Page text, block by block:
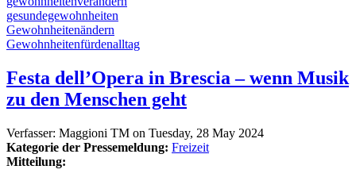
gesundegewohnheiten
Gewohnheitenändern
Gewohnheitenfürdenalltag
Festa dell’Opera in Brescia – wenn Musik
zu den Menschen geht
Verfasser: Maggioni TM on Tuesday, 28 May 2024
Kategorie der Pressemeldung: Freizeit
Mitteilung: